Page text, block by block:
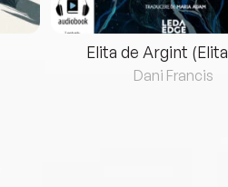
Elita de Argint
Dani Francis